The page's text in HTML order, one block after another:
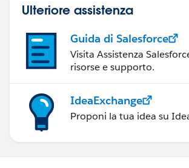
Ulteriore assistenza
Guida di Salesforce
Visita Assistenza
risorse e supporto.
IdeaExchange
Proponi la tua idea su